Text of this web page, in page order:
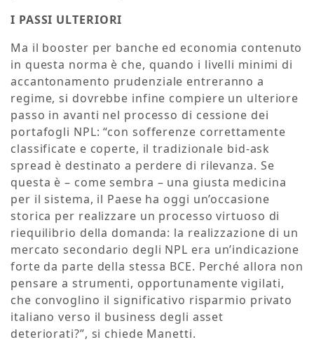
I PASSI ULTERIORI
Ma il booster per banche ed economia contenuto
in questa norma è che, quando i livelli minimi di
accantonamento prudenziale entreranno a
regime, si dovrebbe infine compiere un ulteriore
passo in avanti nel processo di cessione dei
portafogli NPL: “con sofferenze correttamente
classificate e coperte, il tradizionale bid-ask
spread è destinato a perdere di rilevanza. Se
questa è – come sembra – una giusta medicina
per il sistema, il Paese ha oggi un’occasione
storica per realizzare un processo virtuoso di
riequilibrio della domanda: la realizzazione di un
mercato secondario degli NPL era un’indicazione
forte da parte della stessa BCE. Perché allora non
pensare a strumenti, opportunamente vigilati,
che convoglino il significativo risparmio privato
italiano verso il business degli asset
deteriorati?”, si chiede Manetti.